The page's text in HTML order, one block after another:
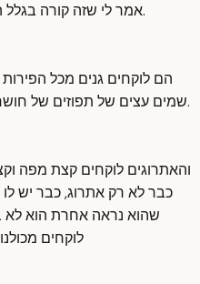
אמר לי שזה קורה בגלל הדבורים. כי הדבורים מעבירים גנים.
הם לוקחים גנים מכל
שמים עצים של תפוזים של חושחש כדי לחזק את הגנים של האתרוג.
והאתרוגים לוקחים קצת מפה
כבר לא רק אתרוג, כבר יש
שהוא נראה אחרת הוא לא
לוקחים